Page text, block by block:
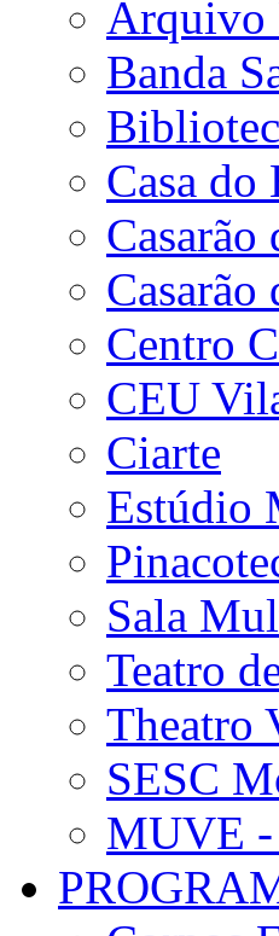
Arquivo
Banda
Casa
Casarão
Casarão
Centro
CEU
Ciarte
Estúdio
Sala
Teatro
Theatro
SESC
MUVE -